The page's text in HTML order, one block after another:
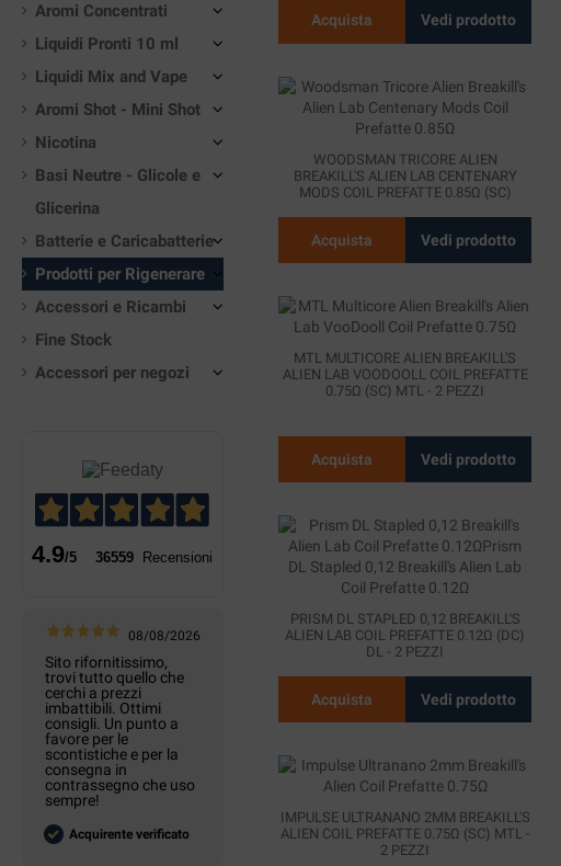
Acquista Vedi prodotto
WOODSMAN TRICORE ALIEN
BREAKILL'S ALIEN LAB CENTENARY
MODS COIL PREFATTE 0.85Ω (SC)
Acquista Vedi prodotto
MTL MULTICORE ALIEN BREAKILL'S
ALIEN LAB VOODOOLL COIL PREFATTE
0.75Ω (SC) MTL - 2 PEZZI
Acquista Vedi prodotto
PRISM DL STAPLED 0,12 BREAKILL'S
ALIEN LAB COIL PREFATTE 0.12Ω (DC)
DL - 2 PEZZI
Acquista Vedi prodotto
IMPULSE ULTRANANO 2MM BREAKILL'S
ALIEN COIL PREFATTE 0.75Ω (SC) MTL -
2 PEZZI
Aromi Concentrati
Liquidi Pronti 10 ml
Liquidi Mix and Vape
Aromi Shot - Mini Shot
Nicotina
Basi Neutre - Glicole e
Glicerina
Batterie e Caricabatterie
Prodotti per Rigenerare
Accessori e Ricambi
Fine Stock
Accessori per negozi
4.9/5 36559 Recensioni
08/08/2026
Sito rifornitissimo,
trovi tutto quello che
cerchi a prezzi
imbattibili. Ottimi
consigli. Un punto a
favore per le
scontistiche e per la
consegna in
contrassegno che uso
sempre!
Acquirente verificato